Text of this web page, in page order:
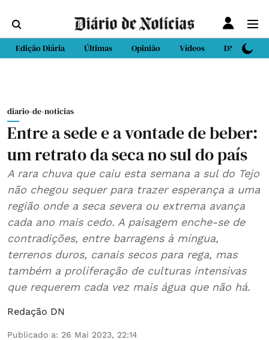
Edição Diária Últimas Opinião Vídeos DN Sport
diario-de-noticias
Entre a sede e a vontade de beber:
um retrato da seca no sul do país
A rara chuva que caiu esta semana a sul do Tejo
não chegou sequer para trazer esperança a uma
região onde a seca severa ou extrema avança
cada ano mais cedo. A paisagem enche-se de
contradições, entre barragens à míngua,
terrenos duros, canais secos para rega, mas
também a proliferação de culturas intensivas
que requerem cada vez mais água que não há.
Redação DN
Publicado a: 26 Mai 2023, 22:14